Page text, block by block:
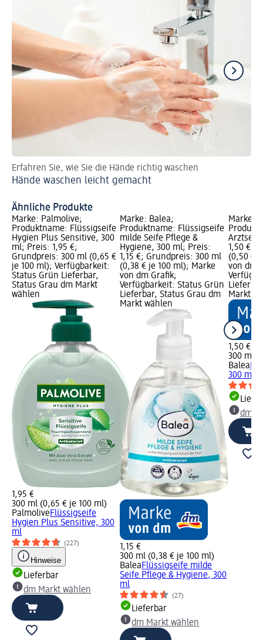
Erfahren Sie, wie Sie die Hände richtig waschen
Hände waschen leicht gemacht
Ähnliche Produkte
Marke: Palmolive;
Produktname: Flüssigseife
Hygien Plus Sensitive, 300
ml; Preis: 1,95 €;
Grundpreis: 300 ml (0,65 €
je 100 ml); Verfügbarkeit:
Status Grün Lieferbar,
Status Grau dm Markt
wählen
1,95 €
300 ml (0,65 € je 100 ml)
PalmoliveFlüssigseife
Hygien Plus Sensitive, 300
ml
(227)
Hinweise
Lieferbar
dm Markt wählen
Marke: Balea;
Produktname: Flüssigseife
milde Seife Pflege &
Hygiene, 300 ml; Preis:
1,15 €; Grundpreis: 300 ml
(0,38 € je 100 ml); Marke
von dm Grafik;
Verfügbarkeit: Status Grün
Lieferbar, Status Grau dm
Markt wählen
1,15 €
300 ml (0,38 € je 100 ml)
BaleaFlüssigseife milde
Seife Pflege & Hygiene, 300
ml
(27)
Lieferbar
dm Markt wählen
Marke:
1,50 €;
(0,50 €
von dm
Markt
1,50 €
300 ml
Balea
300 ml
dm